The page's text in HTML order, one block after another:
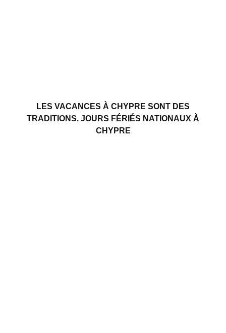
LES VACANCES À CHYPRE SONT DES
TRADITIONS. JOURS FÉRIÉS NATIONAUX À
CHYPRE